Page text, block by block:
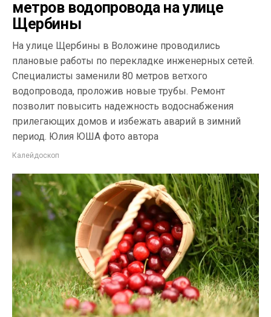
метров водопровода на улице
Щербины
На улице Щербины в Воложине проводились
плановые работы по перекладке инженерных сетей.
Специалисты заменили 80 метров ветхого
водопровода, проложив новые трубы. Ремонт
позволит повысить надежность водоснабжения
прилегающих домов и избежать аварий в зимний
период. Юлия ЮША фото автора
Калейдоскоп